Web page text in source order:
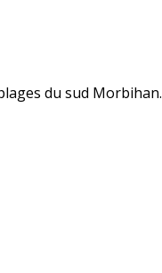
du sud Morbihan.